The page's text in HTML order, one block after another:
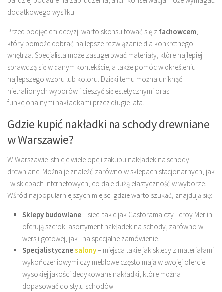
dodatkowego wysiłku.
Przed podjęciem decyzji warto skonsultować się z fachowcem
który pomoże dobrać najlepsze rozwiązanie dla konkretnego
wnętrza. Specjalista może zasugerować materiały, które najlepiej
sprawdzą się w danym kontekście, a także pomóc w określeniu
najlepszego wzoru lub koloru. Dzięki temu można uniknąć
nietrafionych wyborów i cieszyć się estetycznymi oraz
funkcjonalnymi nakładkami przez długie lata.
Gdzie kupić nakładki na schody drewniane
w Warszawie?
W Warszawie istnieje wiele opcji zakupu nakładek na schody
drewniane. Można je znaleźć zarówno w sklepach stacjonarnych, jak
i w sklepach internetowych, co daje dużą elastyczność w wyborze.
Wśród najpopularniejszych miejsc, gdzie warto szukać, znajdują się:
Sklepy budowlane– sieci takie jak Castorama czy Leroy Merlin
oferują szeroki asortyment nakładek na schody, zarówno w
wersji gotowej, jak i na specjalne zamówienie.
Specjalistycznesalony– miejsca takie jak sklepy z materiałami
wykończeniowymi czy meblowe często mają w swojej ofercie
wysokiej jakości dedykowane nakładki, które można
dopasować do stylu schodów.